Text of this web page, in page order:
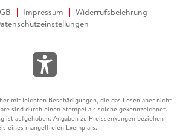
Impressum
Widerrufsbelehrung
mit leichten Beschädigungen, die das Lesen aber nicht
sind durch einen Stempel als solche gekennzeichnet.
ist aufgehoben. Angaben zu Preissenkungen beziehen
eines mangelfreien Exemplars.